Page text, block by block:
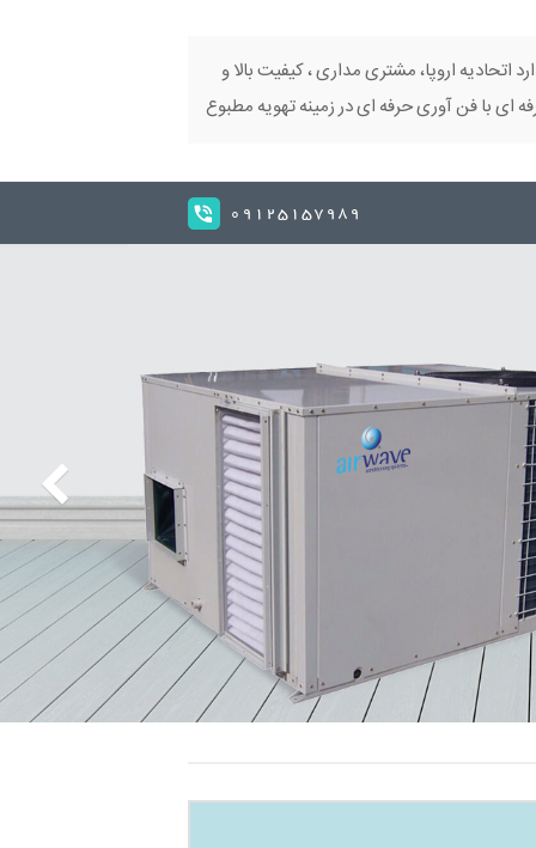
اتحادیه اروپا، مشتری مداری ، کیفیت بالا و
ای با فن آوری حرفه ای در زمینه تهویه مطبوع
09125157989